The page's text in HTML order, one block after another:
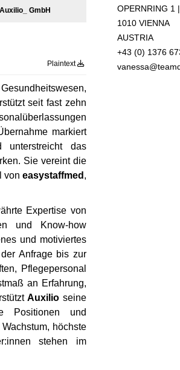
GmbH
Plaintext
seit fast zehn
markiert
unterstreicht das
Sie vereint die
von easystaffmed ,
Expertise von
und Know-how
und motiviertes
Anfrage bis zur
Pflegepersonal
an Erfahrung,
Auxilio seine
Positionen und
höchste
stehen im
OPERNRING 1
1010 VIENNA
AUSTRIA
+43 (0) 1376